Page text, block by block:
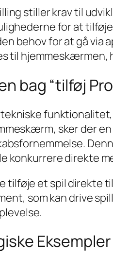
stiller krav til
for at
behov for at gå via
til
bag “tilføj
sker der
konkurrere direkte
tilføje et spil direkte
som kan drive